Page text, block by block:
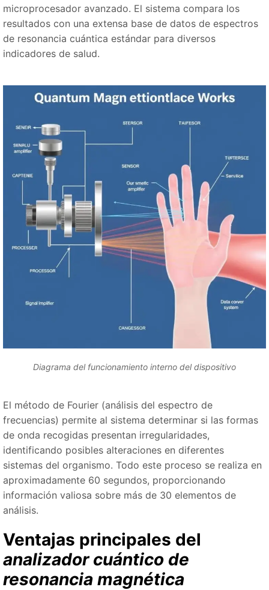
microprocesador avanzado. El sistema compara los
resultados con una extensa base de datos de espectros
de resonancia cuántica estándar para diversos
indicadores de salud.
Diagrama del funcionamiento interno del dispositivo
El método de Fourier (análisis del espectro de
frecuencias) permite al sistema determinar si las formas
de onda recogidas presentan irregularidades,
identificando posibles alteraciones en diferentes
sistemas del organismo. Todo este proceso se realiza en
aproximadamente 60 segundos, proporcionando
información valiosa sobre más de 30 elementos de
análisis.
Ventajas principales del
analizador cuántico de
resonancia magnética